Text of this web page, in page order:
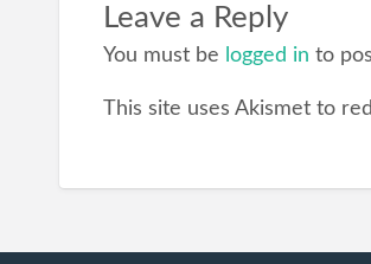
Leave a Reply
You must be logged in to
This site uses Akismet to